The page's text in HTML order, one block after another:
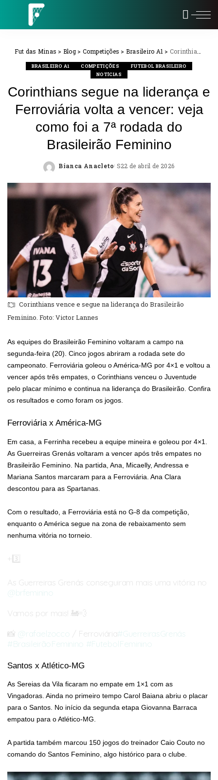
Fut das Minas > Blog> Competições > Brasileiro A1 > Corinthians segue na liderança e Ferroviária volta a vencer: veja como foi a 7ª rodada do Brasileirão Feminino
BRASILEIRO A1 COMPETIÇÕES
FUTEBOL BRASILEIRO
NOTÍCIAS
Corinthians segue na liderança e
Ferroviária volta a vencer: veja
como foi a 7ª rodada do
Brasileirão Feminino
Posted
Bianca Anacleto 22 de abril de 2026
Corinthians vence e segue na liderança do Brasileirão
Feminino. Foto: Victor Lannes
As equipes do Brasileirão Feminino voltaram a campo na
segunda-feira (20). Cinco jogos abriram a rodada sete do
campeonato. Ferroviária goleou o América-MG por 4×1 e voltou a
vencer após três empates, o Corinthians venceu o Juventude
pelo placar mínimo e continua na liderança do Brasileirão. Confira
os resultados e como foram os jogos.
Ferroviária x América-MG
Em casa, a Ferrinha recebeu a equipe mineira e goleou por 4×1.
As Guerreiras Grenás voltaram a vencer após três empates no
Brasileirão Feminino. Na partida, Ana, Micaelly, Andressa e
Mariana Santos marcaram para a Ferroviária. Ana Clara
descontou para as Spartanas.
Com o resultado, a Ferroviária está no G-8 da competição,
enquanto o América segue na zona de rebaixamento sem
nenhuma vitória no torneio.
+3️⃣
As Guerreiras Grenás conseguiram mais uma vitória no
@brfeminino
Vamos por mais! 🚂💨
📸 @rafaelzocco / Ferroviária#GuerreirasGrenás
#BrasileirãoFeminino #FutebolFeminino
— Guerreiras Grenás (@guerreirasgrena)
Santos x Atlético-MG
As Sereias da Vila ficaram no empate em 1×1 com as
Vingadoras. Ainda no primeiro tempo Carol Baiana abriu o placar
para o Santos. No início da segunda etapa Giovanna Barraca
empatou para o Atlético-MG.
A partida também marcou 150 jogos do treinador Caio Couto no
comando do Santos Feminino, algo histórico para o clube.